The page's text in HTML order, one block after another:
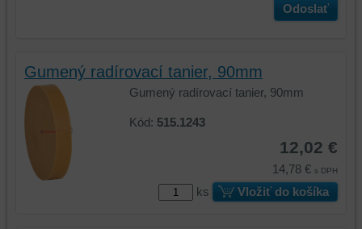
Odoslať
Gumený radírovací tanier, 90mm
Gumený radírovací tanier, 90mm
Kód: 515.1243
12,02 €
14,78 € s DPH
ks Vložiť do košíka